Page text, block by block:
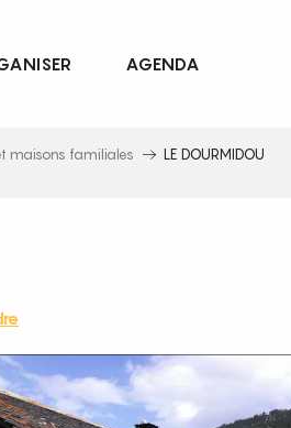
AGENDA
maisons familiales LE DOURMIDOU